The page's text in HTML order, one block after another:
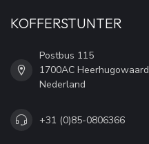
KOFFERSTUNTER
Postbus 115
1700AC Heerhugowaard
Nederland
+31 (0)85-0806366